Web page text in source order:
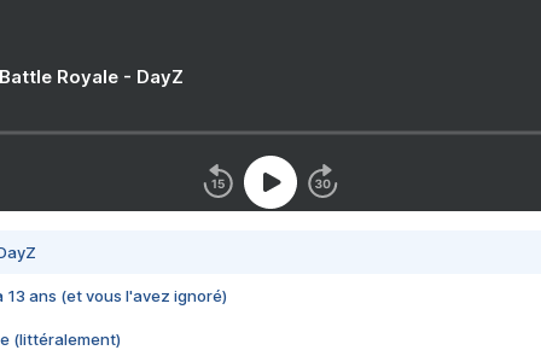
Royale - DayZ
13 ans (et vous l'avez ignoré)
(littéralement)